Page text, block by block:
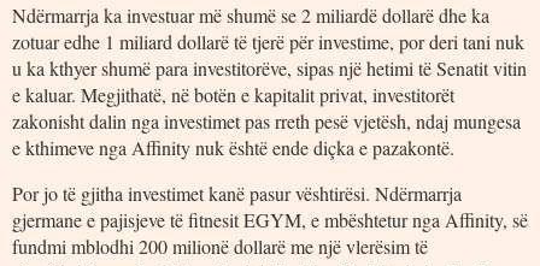
Ndërmarrja ka investuar më shumë se 2 miliardë dollarë dhe ka
zotuar edhe 1 miliard dollarë të tjerë për investime, por deri tani nuk
u ka kthyer shumë para investitorëve, sipas një hetimi të Senatit vitin
e kaluar. Megjithatë, në botën e kapitalit privat, investitorët
zakonisht dalin nga investimet pas rreth pesë vjetësh, ndaj mungesa
e kthimeve nga Affinity nuk është ende diçka e pazakontë.
Por jo të gjitha investimet kanë pasur vështirësi. Ndërmarrja
gjermane e pajisjeve të fitnesit EGYM, e mbështetur nga Affinity, së
fundmi mblodhi 200 milionë dollarë me një vlerësim të